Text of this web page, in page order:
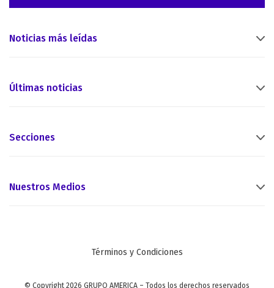
Noticias más leídas
Últimas noticias
Secciones
Nuestros Medios
Términos y Condiciones
© Copyright 2026 GRUPO AMERICA – Todos los derechos reservados